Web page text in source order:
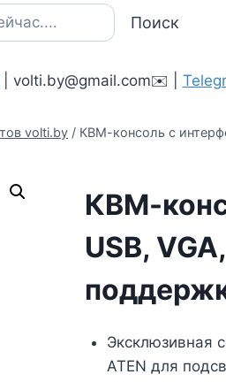
Поиск
| volti.by@gmail.com✉️ |
volti.by / КВМ-консоль с
КВМ-
USB,
Эксклюзивная
ATEN для